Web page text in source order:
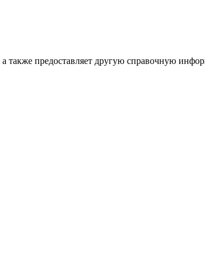
также предоставляет другую справочную